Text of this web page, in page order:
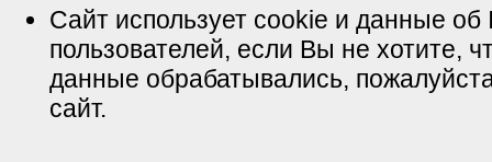
Сайт использует cookie и данные об
пользователей, если Вы не хотите,
данные обрабатывались,
сайт.